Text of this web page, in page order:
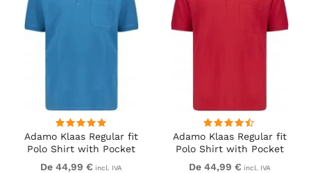
Adamo Klaas Regular fit
Polo Shirt with Pocket
Petrol
De 44,99 € incl. IVA
Adamo Klaas Regular fit
Polo Shirt with Pocket
Red
De 44,99 € incl. IVA